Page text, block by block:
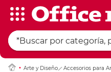
Arte y Diseño
Accesorios para